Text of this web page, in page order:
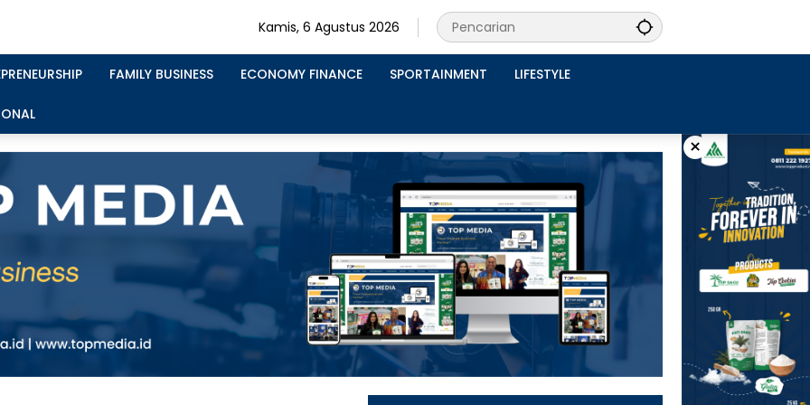
Kamis, 6 Agustus 2026
FAMILY BUSINESS ECONOMY FINANCE SPORTAINMENT LIFESTYLE
×